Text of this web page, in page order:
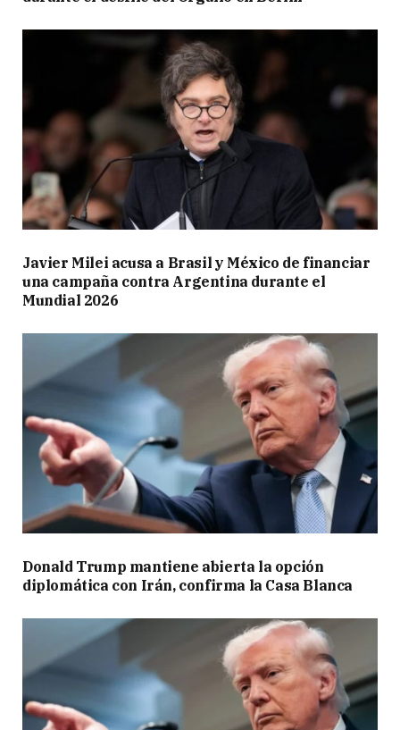
Javier Milei acusa a Brasil y México de financiar
una campaña contra Argentina durante el
Mundial 2026
Donald Trump mantiene abierta la opción
diplomática con Irán, confirma la Casa Blanca